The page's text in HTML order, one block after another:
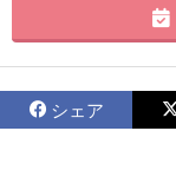
シェア